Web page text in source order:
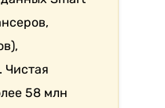
Чистая
58 млн